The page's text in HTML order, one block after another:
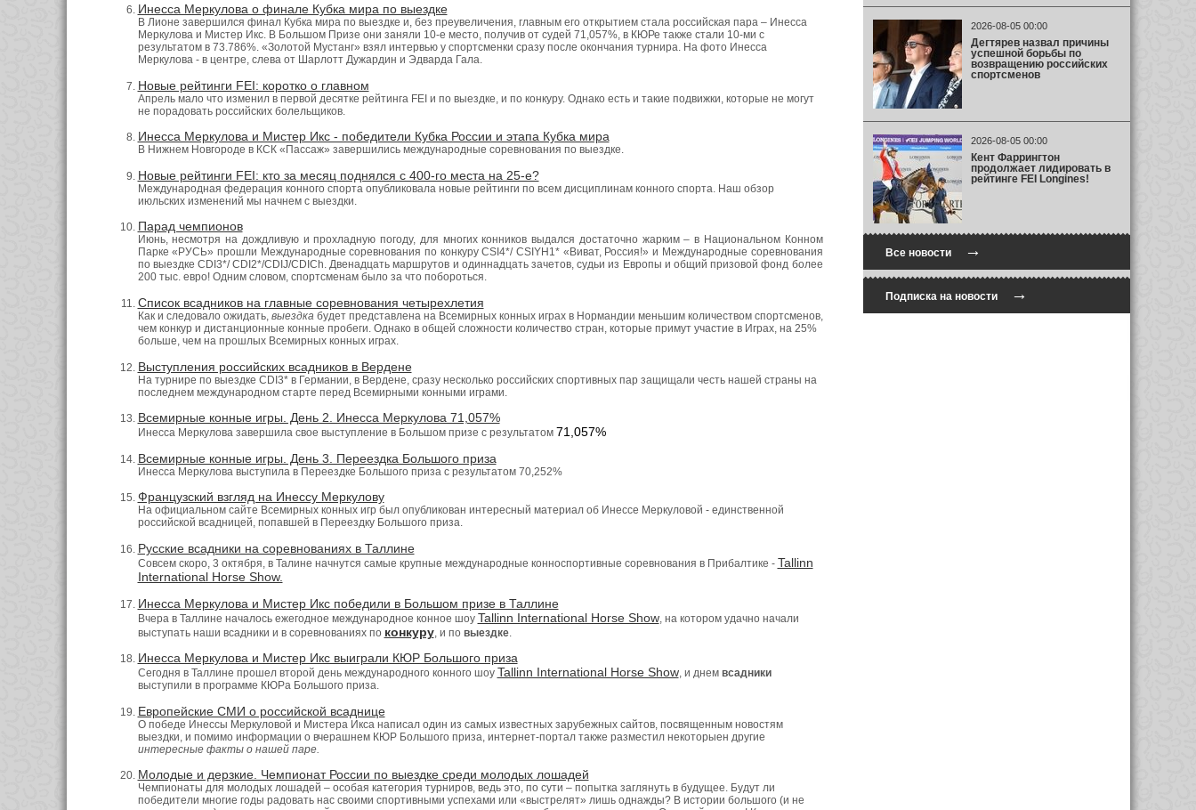
Инесса Меркулова о финале Кубка мира по выездке
В Лионе завершился финал Кубка мира по выездке и, без преувеличения, главным его открытием стала российская пара – Инесса
Меркулова и Мистер Икс. В Большом Призе они заняли 10-е место, получив от судей 71,057%, в КЮРе также стали 10-ми с
результатом в 73.786%. «Золотой Мустанг» взял интервью у спортсменки сразу после окончания турнира. На фото Инесса
Меркулова - в центре, слева от Шарлотт Дужардин и Эдварда Гала.
Новые рейтинги FEI: коротко о главном
Апрель мало что изменил в первой десятке рейтинга FEI и по выездке, и по конкуру. Однако есть и такие подвижки, которые не могут
не порадовать российских болельщиков.
Инесса Меркулова и Мистер Икс - победители Кубка России и этапа Кубка мира
В Нижнем Новгороде в КСК «Пассаж» завершились международные соревнования по выездке.
Новые рейтинги FEI: кто за месяц поднялся с 400-го места на 25-е?
Международная федерация конного спорта опубликовала новые рейтинги по всем дисциплинам конного спорта. Наш обзор
июльских изменений мы начнем с выездки.
Парад чемпионов
Июнь, несмотря на дождливую и прохладную погоду, для многих конников выдался достаточно жарким – в Национальном Конном
Парке «РУСЬ» прошли Международные соревнования по конкуру СSI4*/ CSIYH1* «Виват, Россия!» и Международные соревнования
по выездке CDI3*/ CDI2*/CDIJ/CDICh. Двенадцать маршрутов и одиннадцать зачетов, судьи из Европы и общий призовой фонд более
200 тыс. евро! Одним словом, спортсменам было за что побороться.
Список всадников на главные соревнования четырехлетия
Как и следовало ожидать, выездка будет представлена на Всемирных конных играх в Нормандии меньшим количеством спортсменов,
чем конкур и дистанционные конные пробеги. Однако в общей сложности количество стран, которые примут участие в Играх, на 25%
больше, чем на прошлых Всемирных конных играх.
Выступления российских всадников в Вердене
На турнире по выездке CDI3* в Германии, в Вердене, сразу несколько российских спортивных пар защищали честь нашей страны на
последнем международном старте перед Всемирными конными играми.
Всемирные конные игры. День 2. Инесса Меркулова 71,057%
Инесса Меркулова завершила свое выступление в Большом призе с результатом 71,057%
Всемирные конные игры. День 3. Переездка Большого приза
Инесса Меркулова выступила в Переездке Большого приза с результатом 70,252%
Французский взгляд на Инессу Меркулову
На официальном сайте Всемирных конных игр был опубликован интересный материал об Инессе Меркуловой - единственной
российской всадницей, попавшей в Переездку Большого приза.
Русские всадники на соревнованиях в Таллине
Совсем скоро, 3 октября, в Талине начнутся самые крупные международные конноспортивные соревнования в Прибалтике - Tallinn
International Horse Show.
Инесса Меркулова и Мистер Икс победили в Большом призе в Таллине
Вчера в Таллине началось ежегодное международное конное шоу Tallinn International Horse Show, на котором удачно начали
выступать наши всадники и в соревнованиях по конкуру, и по выездке.
Инесса Меркулова и Мистер Икс выиграли КЮР Большого приза
Сегодня в Таллине прошел второй день международного конного шоу Tallinn International Horse Show, и днем всадники
выступили в программе КЮРа Большого приза.
Европейские СМИ о российской всаднице
О победе Инессы Меркуловой и Мистера Икса написал один из самых известных зарубежных сайтов, посвященным новостям
выездки, и помимо информации о вчерашнем КЮР Большого приза, интернет-портал также разместил некоторыен другие
интересные факты о нашей паре.
Молодые и дерзкие. Чемпионат России по выездке среди молодых лошадей
Чемпионаты для молодых лошадей – особая категория турниров, ведь это, по сути – попытка заглянуть в будущее. Будут ли
победители многие годы радовать нас своими спортивными успехами или «выстрелят» лишь однажды? В истории большого (и не
2026-08-05 00:00
Дегтярев назвал причины
успешной борьбы по
возвращению российских
спортсменов
2026-08-05 00:00
Кент Фаррингтон
продолжает лидировать в
рейтинге FEI Longines!
Все новости→
Подписка на новости→